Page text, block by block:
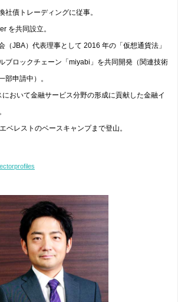
社債トレーディングに従事。
を共同設立。
（JBA）代表理事として 2016 年の「仮想通貨法」
ブロックチェーン「miyabi」を共同開発（関連技術
部申請中）。
おいて金融サービス分野の形成に貢献した金融イ
ベレストのベースキャンプまで登山。